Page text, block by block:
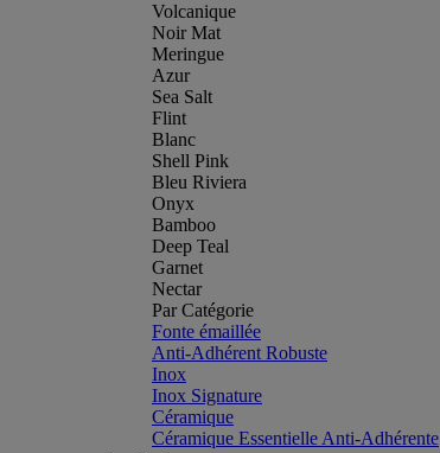
Volcanique
Noir Mat
Meringue
Azur
Sea Salt
Flint
Blanc
Shell Pink
Bleu Riviera
Onyx
Bamboo
Deep Teal
Garnet
Nectar
Par Catégorie
Fonte émaillée
Anti-Adhérent Robuste
Inox
Inox Signature
Céramique
Céramique Essentielle Anti-Adhérente